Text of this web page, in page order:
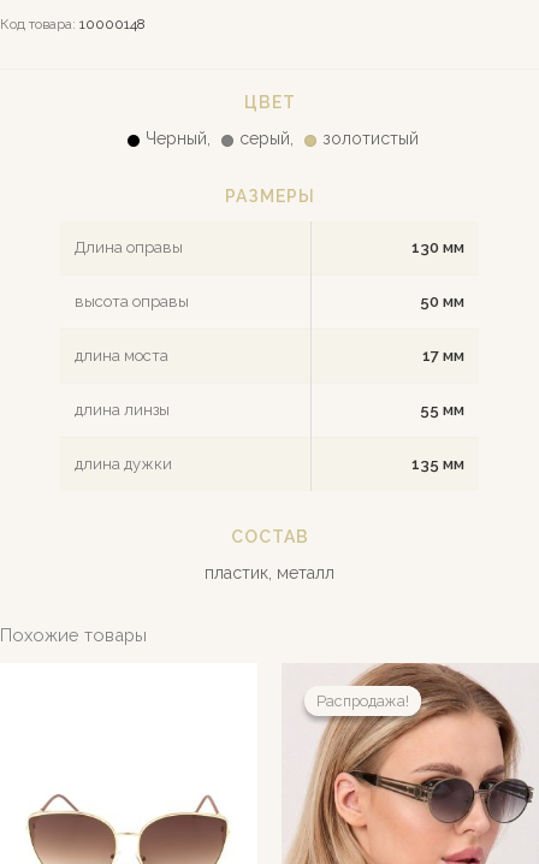
Код товара: 10000148
ЦВЕТ
Черный,
серый, золотистый
РАЗМЕРЫ
Длина оправы 130 мм
высота оправы 50 мм
длина моста 17 мм
длина линзы 55 мм
длина дужки 135 мм
СОСТАВ
пластик, металл
Похожие товары
Распродажа!
Распродажа!